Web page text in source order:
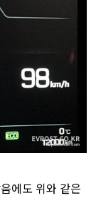
에도 위와 같은